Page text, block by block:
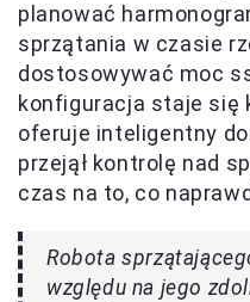
planować
sprzątania w czasie
dostosowywać moc
konfiguracja staje się
oferuje inteligentny
przejął kontrolę nad
czas na to, co
Robota
względu na jego